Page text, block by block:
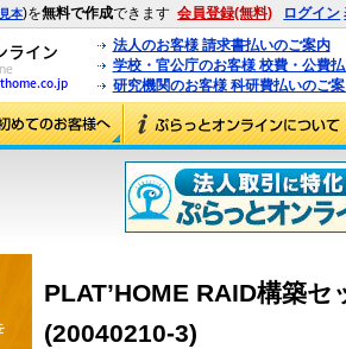
見本)を無料で作成できます 会員登録(無料) ログイン
法人のお客様 請求書払いのご案内
学校・官公庁のお客様 校費・公費
研究機関のお客様 科研費払いのご
PLAT’HOME RAID構築
(20040210-3)